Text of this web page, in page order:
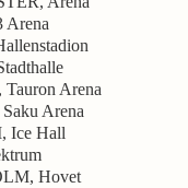
Arena
Arena
Hall
Hovet